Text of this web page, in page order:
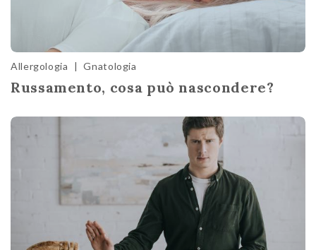
Allergologia | Gnatologia
Russamento, cosa può nascondere?